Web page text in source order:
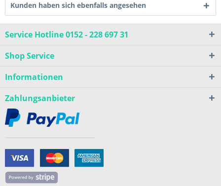
Kunden haben sich ebenfalls angesehen
Service Hotline 0152 - 228 697 31
Shop Service
Informationen
Zahlungsanbieter